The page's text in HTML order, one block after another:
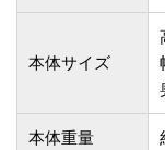
本体サイズ
本体重量